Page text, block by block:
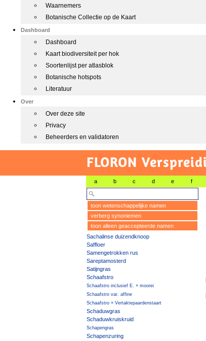
Waarnemers
Botanische Collectie op de Kaart
Dashboard
Dashboard
Kaart biodiversiteit per hok
Soortenlijst per atlasblok
Botanische hotspots
Literatuur
Over
Over deze site
Privacy
Beheerders en validatoren
FLORON
a b c d e f
toon wetenschappelijke namen
verberg synoniemen
toon alleen geaccepteerde namen
Sachalinse duizendknoop
Saffloer
Samengetrokken rus
Sareptamosterd
Satijngras
Schaafstro
Schaafstro inclusief E. × moorei
Schaafstro var. affine
Schaafstro × Vertaktepaardenstaart
Schaduwgras
Schaduwkruiskruid
Schapengras
Schapenzuring